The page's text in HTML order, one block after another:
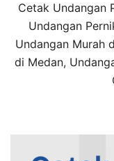
Cetak Undangan
Undangan
Undangan Murah
di Medan,